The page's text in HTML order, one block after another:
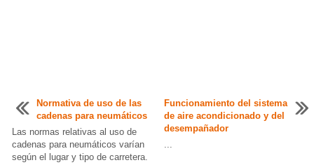
Normativa de uso de las
cadenas para neumáticos
Las normas relativas al uso de
cadenas para neumáticos varían
según el lugar y tipo de carretera.
Funcionamiento del sistema
de aire acondicionado y del
desempañador
...